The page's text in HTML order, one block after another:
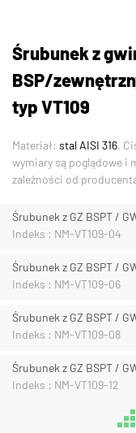
Śrubunek z
BSP/
typ VT109
Materiał: stal AISI 316.
wymiary są poglądowe i
zależności od
Śrubunek z GZ BSPT /
Indeks : NM-VT109-04
Śrubunek z GZ BSPT /
Indeks : NM-VT109-06
Śrubunek z GZ BSPT /
Indeks : NM-VT109-08
Śrubunek z GZ BSPT /
Indeks : NM-VT109-12